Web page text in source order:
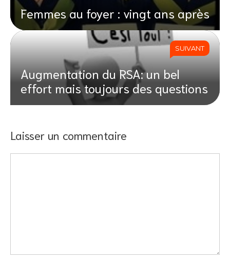
Femmes au foyer : vingt ans après
SUIVANT
Augmentation du RSA: un bel
effort mais toujours des questions
Laisser un commentaire